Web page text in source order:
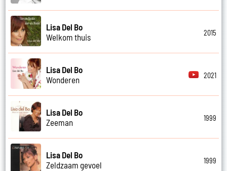
Lisa Del Bo
Welkom thuis
2015
Lisa Del Bo
Wonderen
2021
Lisa Del Bo
Zeeman
1999
Lisa Del Bo
Zeldzaam gevoel
1999